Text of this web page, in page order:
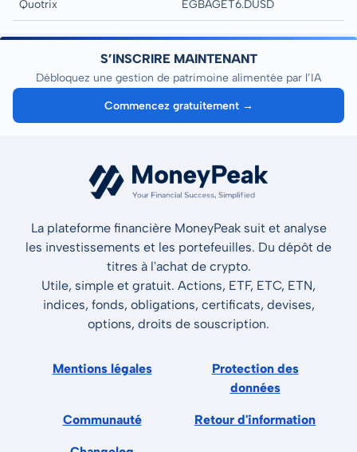
Quotrix EGBAGET6.DUSD
S’INSCRIRE MAINTENANT
Débloquez une gestion de patrimoine alimentée par l’IA
Commencez gratuitement →
La plateforme financière MoneyPeak suit et analyse
les investissements et les portefeuilles. Du dépôt de
titres à l'achat de crypto.
Utile, simple et gratuit. Actions, ETF, ETC, ETN,
indices, fonds, obligations, certificats, devises,
options, droits de souscription.
Mentions légales
Protection des
données
Communauté Retour d'information